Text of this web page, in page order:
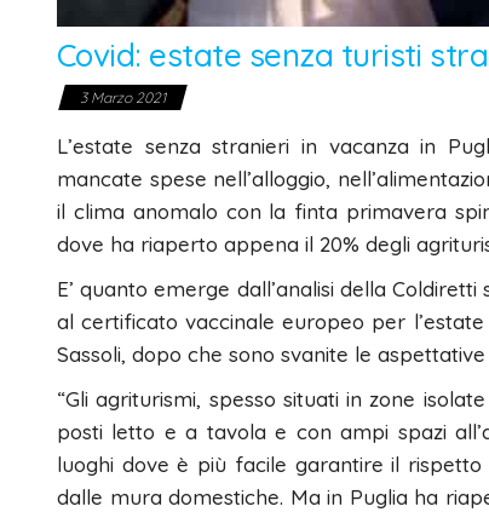
Covid: estate senza turisti
3 Marzo 2021
L’estate senza stranieri in vacanza in
mancate spese nell’alloggio,
il clima anomalo con la finta primavera
dove ha riaperto appena il 20% degli
E’ quanto emerge dall’analisi della
al certificato vaccinale europeo per
Sassoli, dopo che sono svanite le
“Gli agriturismi, spesso situati in zone
posti letto e a tavola e con ampi spazi
luoghi dove è più facile garantire il
dalle mura domestiche. Ma in Puglia ha